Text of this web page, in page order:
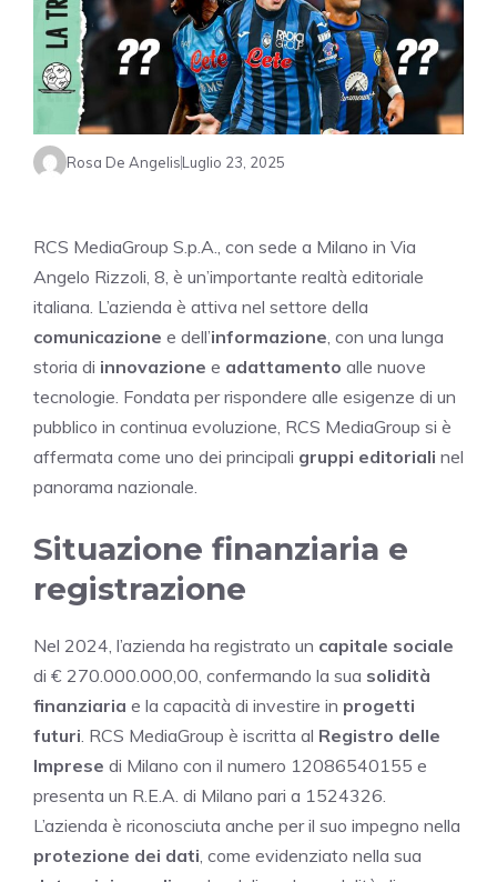
Rosa De AngelisLuglio 23, 2025
RCS MediaGroup S.p.A., con sede a Milano in Via
Angelo Rizzoli, 8, è un’importante realtà editoriale
italiana. L’azienda è attiva nel settore della
comunicazione e dell’informazione, con una lunga
storia di innovazione e adattamento alle nuove
tecnologie. Fondata per rispondere alle esigenze di un
pubblico in continua evoluzione, RCS MediaGroup si è
affermata come uno dei principali gruppi editoriali nel
panorama nazionale.
Situazione finanziaria e
registrazione
Nel 2024, l’azienda ha registrato un capitale sociale
di € 270.000.000,00, confermando la sua solidità
finanziaria e la capacità di investire in progetti
futuri. RCS MediaGroup è iscritta al Registro delle
Imprese di Milano con il numero 12086540155 e
presenta un R.E.A. di Milano pari a 1524326.
L’azienda è riconosciuta anche per il suo impegno nella
protezione dei dati, come evidenziato nella sua